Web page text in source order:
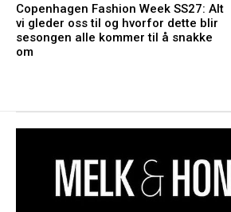
Copenhagen Fashion Week SS27: Alt
vi gleder oss til og hvorfor dette blir
sesongen alle kommer til å snakke
om